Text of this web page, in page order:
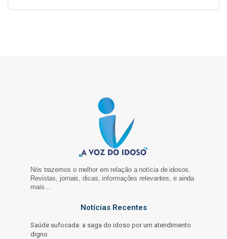
Nós trazemos o melhor em relação a notícia de idosos.
Revistas, jornais, dicas, informações relevantes, e ainda
mais…
Notícias Recentes
Saúde sufocada: a saga do idoso por um atendimento
digno